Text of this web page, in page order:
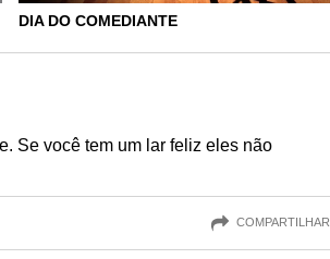
DIA DO COMEDIANTE
Se você tem um lar feliz eles não
COMPARTILHAR